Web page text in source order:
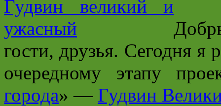
гости, друзья. Сегодня
очередному этапу
города» — Гудвин